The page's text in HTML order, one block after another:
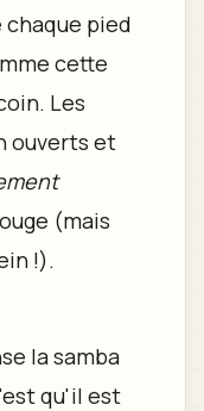
chaque pied
cette
Les
ouverts et
(mais
!).
la samba
qu'il est